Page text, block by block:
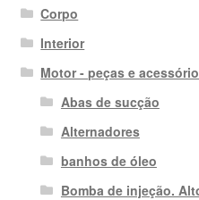
Corpo
Interior
Motor - peças e
Abas de sucção
Alternadores
banhos de óleo
Bomba de injeção.